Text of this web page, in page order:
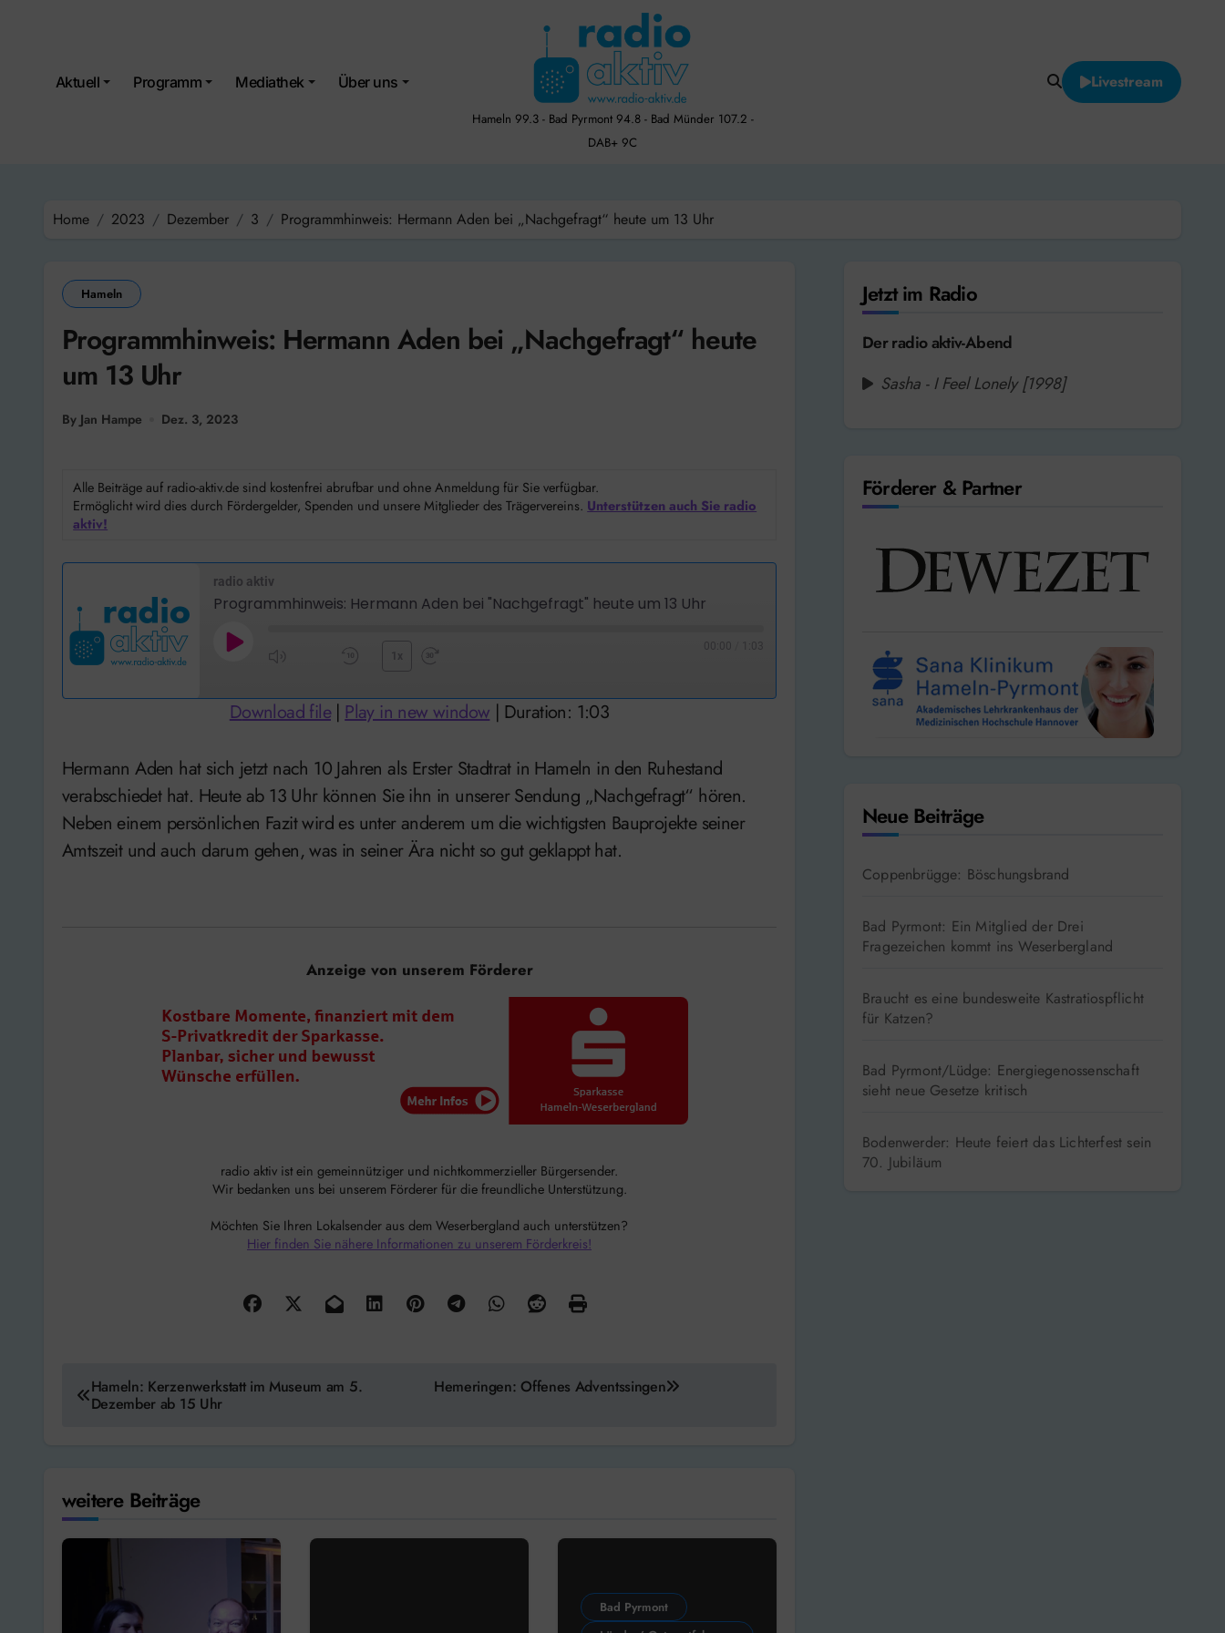
Aktuell Programm Mediathek Über uns
Hameln 99.3 - Bad Pyrmont 94.8 - Bad Münder 107.2 -
DAB+ 9C
Livestream
Home 2023 Dezember 3 Programmhinweis: Hermann Aden bei „Nachgefragt“ heute um 13 Uhr
Hameln
Programmhinweis: Hermann Aden bei „Nachgefragt“ heute
um 13 Uhr
By Jan Hampe Dez. 3, 2023
Alle Beiträge auf radio-aktiv.de sind kostenfrei abrufbar und ohne Anmeldung für Sie verfügbar.
Ermöglicht wird dies durch Fördergelder, Spenden und unsere Mitglieder des Trägervereins. Unterstützen auch Sie radio
aktiv!
radio aktiv
Programmhinweis: Hermann Aden bei "Nachgefragt" heute um 13 Uhr
Play
Mute/Unmute
Episode
Rewind
10
Seconds
1x
Forward
30
00:00 1:03
Download file| Play in new window | Duration: 1:03
Hermann Aden hat sich jetzt nach 10 Jahren als Erster Stadtrat in Hameln in den Ruhestand
verabschiedet hat. Heute ab 13 Uhr können Sie ihn in unserer Sendung „Nachgefragt“ hören.
Neben einem persönlichen Fazit wird es unter anderem um die wichtigsten Bauprojekte seiner
Amtszeit und auch darum gehen, was in seiner Ära nicht so gut geklappt hat.
Anzeige von unserem Förderer
radio aktiv ist ein gemeinnütziger und nichtkommerzieller Bürgersender.
Wir bedanken uns bei unserem Förderer für die freundliche Unterstützung.
Möchten Sie Ihren Lokalsender aus dem Weserbergland auch unterstützen?
Hier finden Sie nähere Informationen zu unserem Förderkreis!
Beitragsnavigation
Hameln: Kerzenwerkstatt im Museum am 5.
Dezember ab 15 Uhr
Hemeringen: Offenes Adventssingen
weitere Beiträge
Bad Pyrmont
Jetzt im Radio
Der radio aktiv-Abend
Sasha - I Feel Lonely [1998]
Förderer & Partner
Neue Beiträge
Coppenbrügge: Böschungsbrand
Bad Pyrmont: Ein Mitglied der Drei
Fragezeichen kommt ins Weserbergland
Braucht es eine bundesweite Kastratiospflicht
für Katzen?
Bad Pyrmont/Lüdge: Energiegenossenschaft
sieht neue Gesetze kritisch
Bodenwerder: Heute feiert das Lichterfest sein
70. Jubiläum